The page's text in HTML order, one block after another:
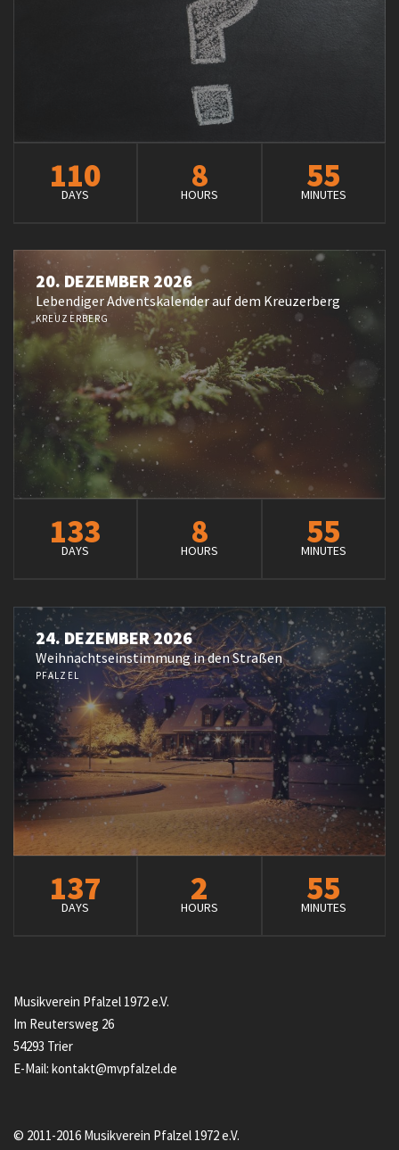
110
DAYS 8
HOURS 55
MINUTES
20. DEZEMBER 2026
Lebendiger Adventskalender auf dem Kreuzerberg
KREUZERBERG
133
DAYS 8
HOURS 55
MINUTES
24. DEZEMBER 2026
Weihnachtseinstimmung in den Straßen
PFALZEL
137
DAYS 2
HOURS 55
MINUTES
Musikverein Pfalzel 1972 e.V.
Im Reutersweg 26
54293 Trier
E-Mail: kontakt@mvpfalzel.de
© 2011-2016 Musikverein Pfalzel 1972 e.V.